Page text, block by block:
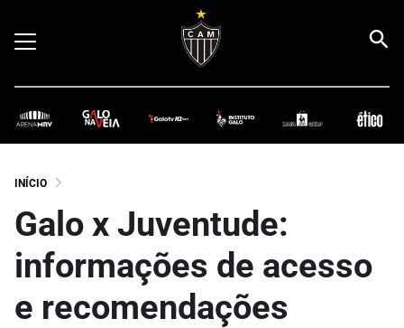
INÍCIO
Galo x Juventude:
informações de acesso
e recomendações